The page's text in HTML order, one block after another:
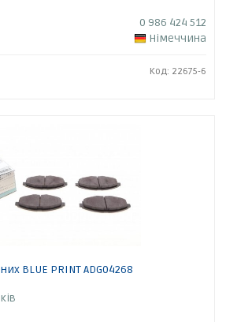
0 986 424 512
Німеччина
Код: 22675-6
BLUE PRINT ADG04268